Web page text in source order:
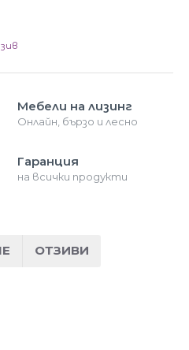
Мебели на лизинг
Онлайн, бързо и лесно
Гаранция
на всички продукти
ОТЗИВИ